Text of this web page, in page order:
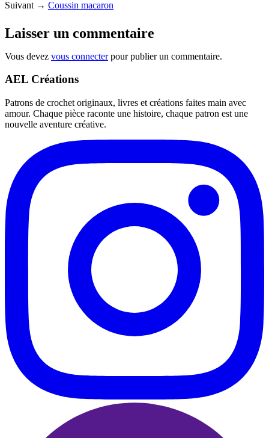
Suivant → Coussin macaron
Laisser un commentaire
Vous devez vous connecterpour publier un commentaire.
AEL Créations
Patrons de crochet originaux, livres et créations faites main avec
amour. Chaque pièce raconte une histoire, chaque patron est une
nouvelle aventure créative.